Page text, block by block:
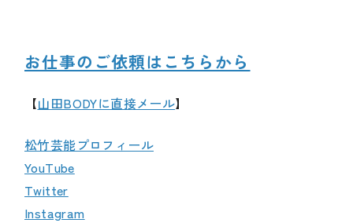
お仕事のご依頼はこちらから
【山田BODYに直接メール】
松竹芸能プロフィール
YouTube
Twitter
Instagram